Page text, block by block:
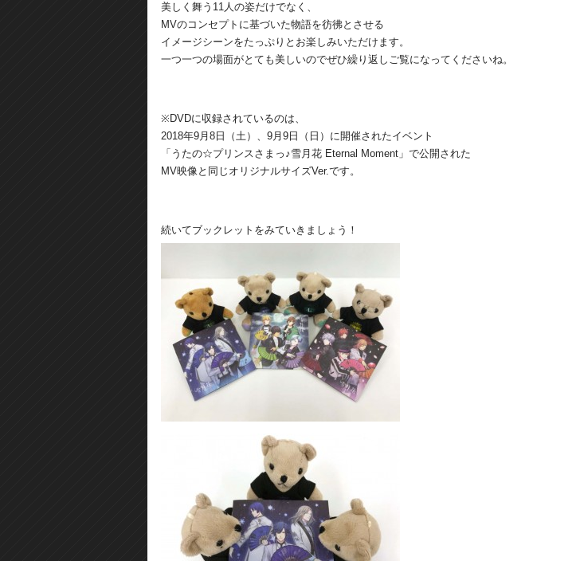
美しく舞う11人の姿だけでなく、
MVのコンセプトに基づいた物語を彷彿とさせる
イメージシーンをたっぷりとお楽しみいただけます。
一つ一つの場面がとても美しいのでぜひ繰り返しご覧になってくださいね。
※DVDに収録されているのは、
2018年9月8日（土）、9月9日（日）に開催されたイベント
「うたの☆プリンスさまっ♪雪月花 Eternal Moment」で公開された
MV映像と同じオリジナルサイズVer.です。
続いてブックレットをみていきましょう！